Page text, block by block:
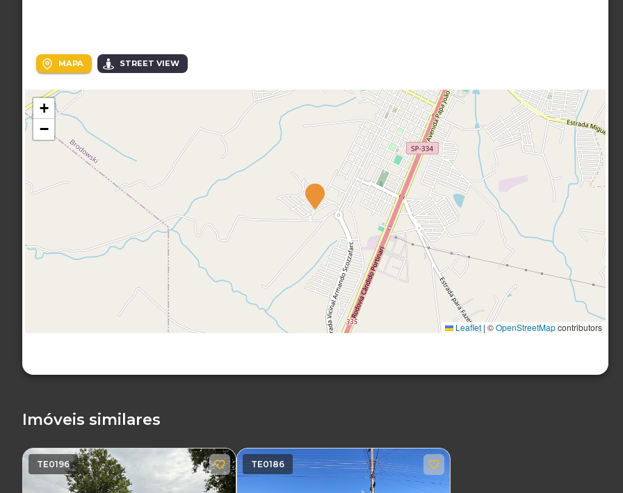
MAPA STREET VIEW
+
−
Leaflet | ©OpenStreetMapcontributors
Imóveis similares
TE0196 TE0186